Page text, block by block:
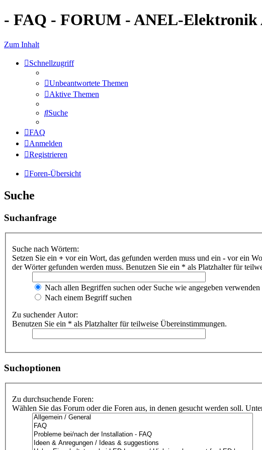
- FAQ - FORUM - ANEL-Elektronik
Zum Inhalt
Schnellzugriff
Unbeantwortete Themen
Aktive Themen
Suche
FAQ
Anmelden
Registrieren
Foren-Übersicht
Suche
Suchanfrage
Suche nach Wörtern:
Setzen Sie ein + vor ein Wort, das gefunden werden muss und ein - vor ein
der Wörter gefunden werden muss. Benutzen Sie ein * als Platzhalter für
Nach allen Begriffen suchen oder Suche wie angegeben verwenden
Nach einem Begriff suchen
Zu suchender Autor:
Benutzen Sie ein * als Platzhalter für teilweise Übereinstimmungen.
Suchoptionen
Zu durchsuchende Foren:
Wählen Sie das Forum oder die Foren aus, in denen gesucht werden soll.